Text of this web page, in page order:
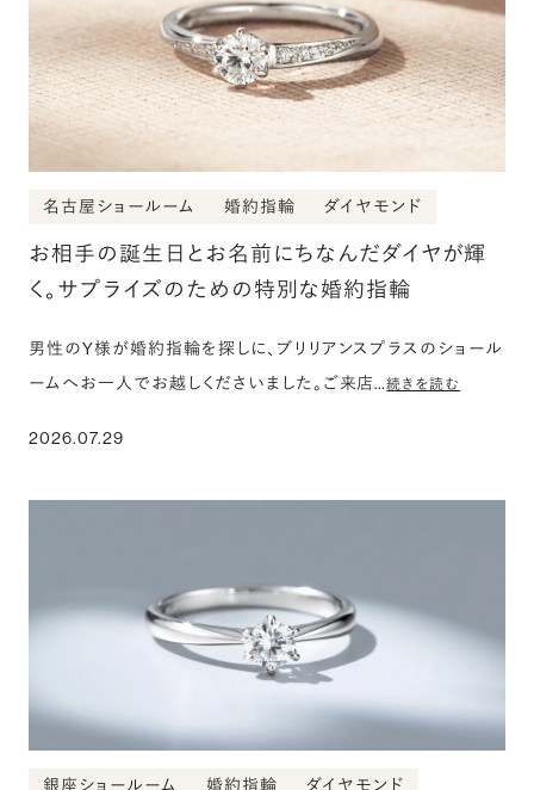
名古屋ショールーム 婚約指輪 ダイヤモンド
お相手の誕生日とお名前にちなんだダイヤが輝
く。サプライズのための特別な婚約指輪
男性のY様が婚約指輪を探しに、ブリリアンスプラスのショール
ームへお一人でお越しくださいました。ご来店…続きを読む
2026.07.29
銀座ショールーム 婚約指輪 ダイヤモンド